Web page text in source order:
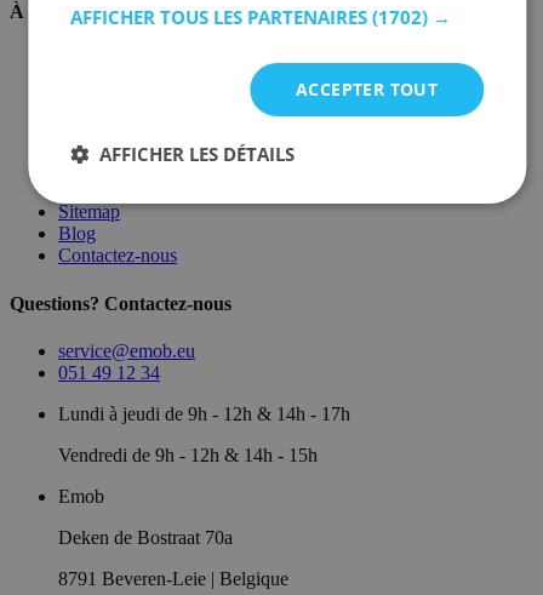
À propos de nous
Conditions générales
Mentions légales
Sitemap
Blog
Contactez-nous
Questions? Contactez-nous
service@emob.eu
051 49 12 34
Lundi à jeudi de 9h - 12h & 14h - 17h
Vendredi de 9h - 12h & 14h - 15h
Emob
Deken de Bostraat 70a
8791 Beveren-Leie | Belgique
AFFICHER TOUS LES PARTENAIRES (1702) →
ACCEPTER TOUT
AFFICHER LES DÉTAILS